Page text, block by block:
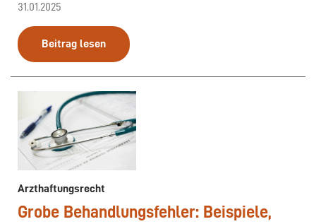
31.01.2025
Beitrag lesen
Arzthaftungsrecht
Grobe Behandlungsfehler: Beispiele,